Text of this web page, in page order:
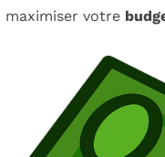
maximiser votre